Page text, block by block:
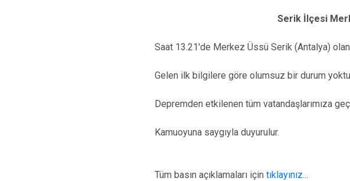
Serik İlçesi
Saat 13.21'de Merkez Üssü Serik (Antalya)
Gelen ilk bilgilere göre olumsuz bir durum
Depremden etkilenen tüm vatandaşlarımıza
Kamuoyuna saygıyla duyurulur.
Tüm basın açıklamaları için tıklayınız...